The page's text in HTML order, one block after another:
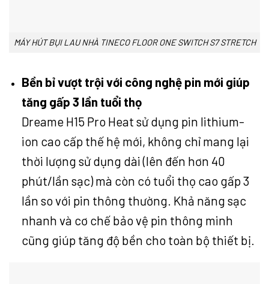
MÁY HÚT BỤI LAU NHÀ TINECO FLOOR ONE SWITCH S7 STRETCH
Bền bỉ vượt trội với công nghệ pin mới giúp
tăng gấp 3 lần tuổi thọ
Dreame H15 Pro Heat sử dụng pin lithium-
ion cao cấp thế hệ mới, không chỉ mang lại
thời lượng sử dụng dài (lên đến hơn 40
phút/lần sạc) mà còn có tuổi thọ cao gấp 3
lần so với pin thông thường. Khả năng sạc
nhanh và cơ chế bảo vệ pin thông minh
cũng giúp tăng độ bền cho toàn bộ thiết bị.